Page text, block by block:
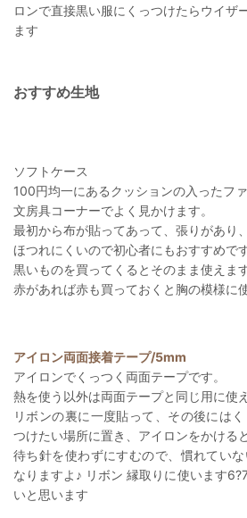
ロンで直接黒い服にくっつけたらウイザ
ます
おすすめ生地
ソフトケース
100円均一にあるクッションの入ったフ
文房具コーナーでよく見かけます。
最初から布が貼ってあって、張りがあり
ほつれにくいので初心者にもおすすめです
黒いものを買ってくるとそのまま使えます
赤があれば赤も買っておくと胸の模様に
アイロン両面接着テープ/5mm
アイロンでくっつく両面テープです。
熱を使う以外は両面テープと同じ用に使
リボンの裏に一度貼って、その後には
つけたい場所に置き、アイロンをかける
待ち針を使わずにすむので、慣れてい
なりますよ♪ リボン 縁取りに使います
いと思います